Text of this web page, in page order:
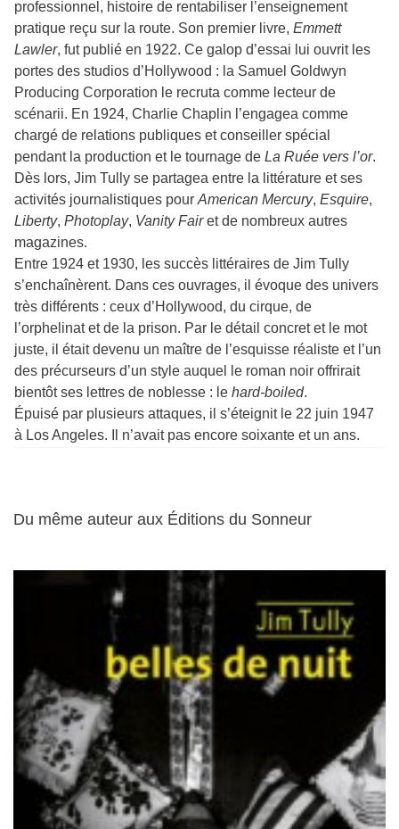
professionnel, histoire de rentabiliser l’enseignement
pratique reçu sur la route. Son premier livre, Emmett
Lawler, fut publié en 1922. Ce galop d’essai lui ouvrit les
portes des studios d’Hollywood : la Samuel Goldwyn
Producing Corporation le recruta comme lecteur de
scénarii. En 1924, Charlie Chaplin l’engagea comme
chargé de relations publiques et conseiller spécial
pendant la production et le tournage de La Ruée vers l’or.
Dès lors, Jim Tully se partagea entre la littérature et ses
activités journalistiques pour American Mercury, Esquire,
Liberty, Photoplay, Vanity Fairet de nombreux autres
magazines.
Entre 1924 et 1930, les succès littéraires de Jim Tully
s’enchaînèrent. Dans ces ouvrages, il évoque des univers
très différents : ceux d’Hollywood, du cirque, de
l’orphelinat et de la prison. Par le détail concret et le mot
juste, il était devenu un maître de l’esquisse réaliste et l’un
des précurseurs d’un style auquel le roman noir offrirait
bientôt ses lettres de noblesse : le hard-boiled.
Épuisé par plusieurs attaques, il s’éteignit le 22 juin 1947
à Los Angeles. Il n’avait pas encore soixante et un ans.
Du même auteur aux Éditions du Sonneur